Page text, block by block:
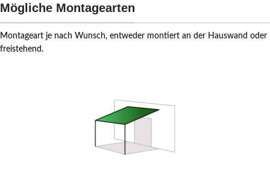
Mögliche Montagearten
Montageart je nach Wunsch, entweder montiert an der Hauswand oder
freistehend.